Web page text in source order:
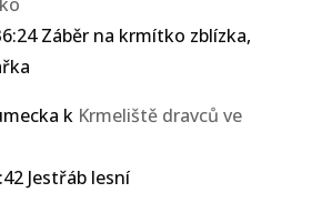
Záběr na krmítko zblízka,
k Krmeliště dravců ve
Jestřáb lesní